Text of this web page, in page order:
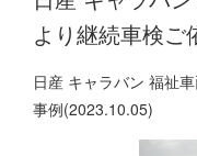
より継続車検ご
日産 キャラバン 福祉
事例(2023.10.05)